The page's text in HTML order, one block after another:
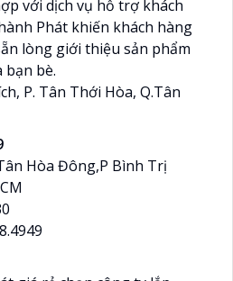
với dịch vụ hỗ trợ khách
Phát khiến khách hàng
lòng giới thiệu sản phẩm
bạn bè.
P. Tân Thới Hòa, Q.Tân
Hòa Đông,P Bình Trị